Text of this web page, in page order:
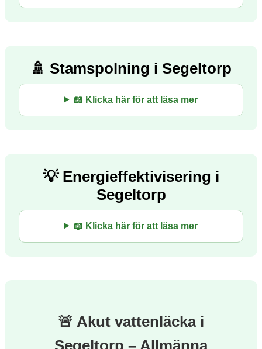
🚿 Stamspolning i Segeltorp
📖 Klicka här för att läsa mer
💡 Energieffektivisering i
Segeltorp
📖 Klicka här för att läsa mer
🚨 Akut vattenläcka i